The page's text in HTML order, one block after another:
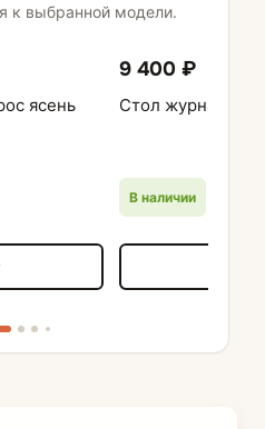
к выбранной модели.
ясень
9 400 ₽
Стол
В наличии